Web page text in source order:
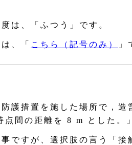
は、「ふつう」です。
、「 こちら（記号のみ） 」
護措置を施した場所で，造
点間の距離を 8 m とした。
ですが、選択肢の言う「接